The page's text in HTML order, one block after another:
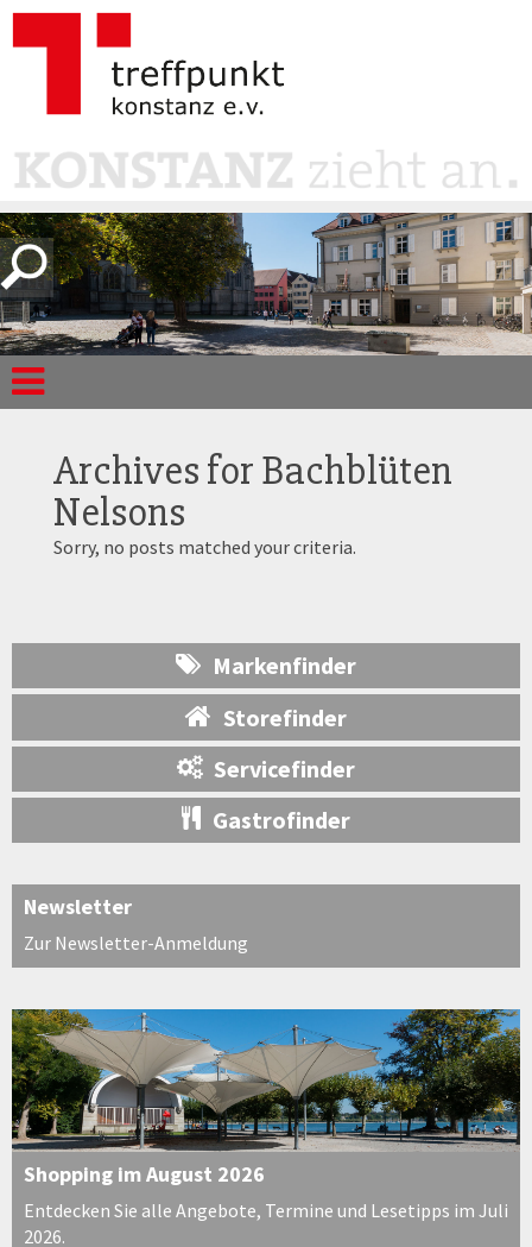
Archives forBachblüten
Nelsons
Sorry, no posts matched your criteria.
Markenfinder
Storefinder
Servicefinder
Gastrofinder
Newsletter
Zur Newsletter-Anmeldung
Shopping im August 2026
Entdecken Sie alle Angebote, Termine und Lesetipps im Juli
2026.